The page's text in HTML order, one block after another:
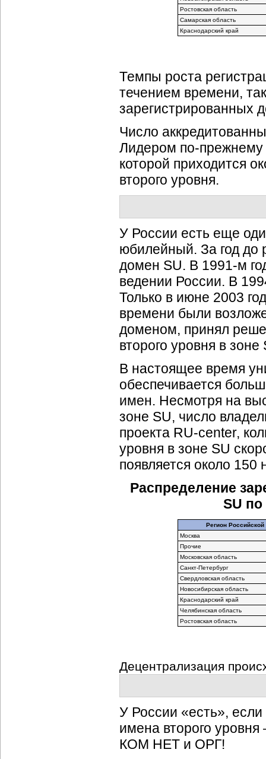
Ростовская область
Самарская область
Краснодарский край
Темпы роста
течением времени,
зарегистрированных
Число
Лидером по-прежнему
которой приходится
второго уровня.
У России есть еще
юбилейный. За год до
домен SU. В 1991-м
ведении России. В
Только в июне 2003
времени были
доменом, принял
второго уровня в
В настоящее время
обеспечивается
имен. Несмотря на
зоне SU, число
проекта RU-center,
уровня в зоне SU
появляется около
Распределение
SU
Регион
Москва
Прочие
Московская область
Санкт-Петербург
Свердловская область
Новосибирская область
Краснодарский край
Челябинская область
Ростовская область
Децентрализация
У России «есть»,
имена второго
КОМ НЕТ и ОРГ!